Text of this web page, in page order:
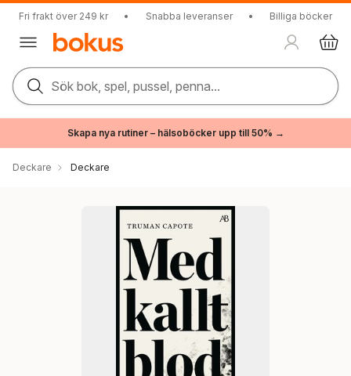
Fri frakt över 249 kr • Snabba leveranser • Billiga böcker
Sök bok, spel, pussel, penna...
Skapa nya rutiner – hälsoböcker upp till 50% →
Deckare Deckare